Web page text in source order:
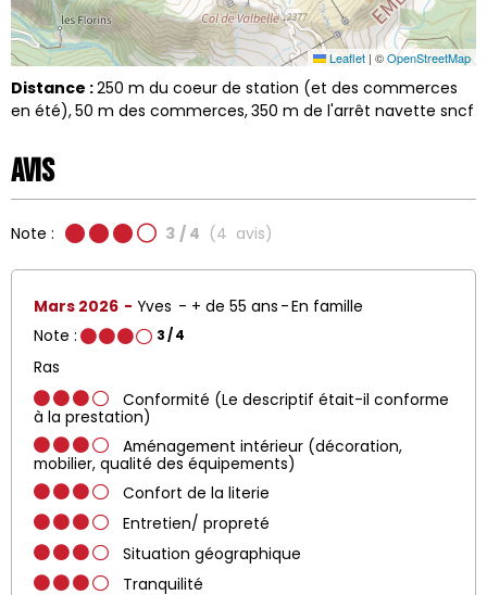
Leaflet | ©OpenStreetMap
Distance :250 m du coeur de station (et des commerces
en été) 50 m des commerces 350 m de l'arrêt navette sncf
Avis
Note : 3 / 4 (4 avis)
Mars 2026 Yves + de 55 ans
En famille
Note :
3/ 4
Ras
Conformité (Le descriptif était-il conforme
à la prestation)
Aménagement intérieur (décoration,
mobilier, qualité des équipements)
Confort de la literie
Entretien/ propreté
Situation géographique
Tranquilité